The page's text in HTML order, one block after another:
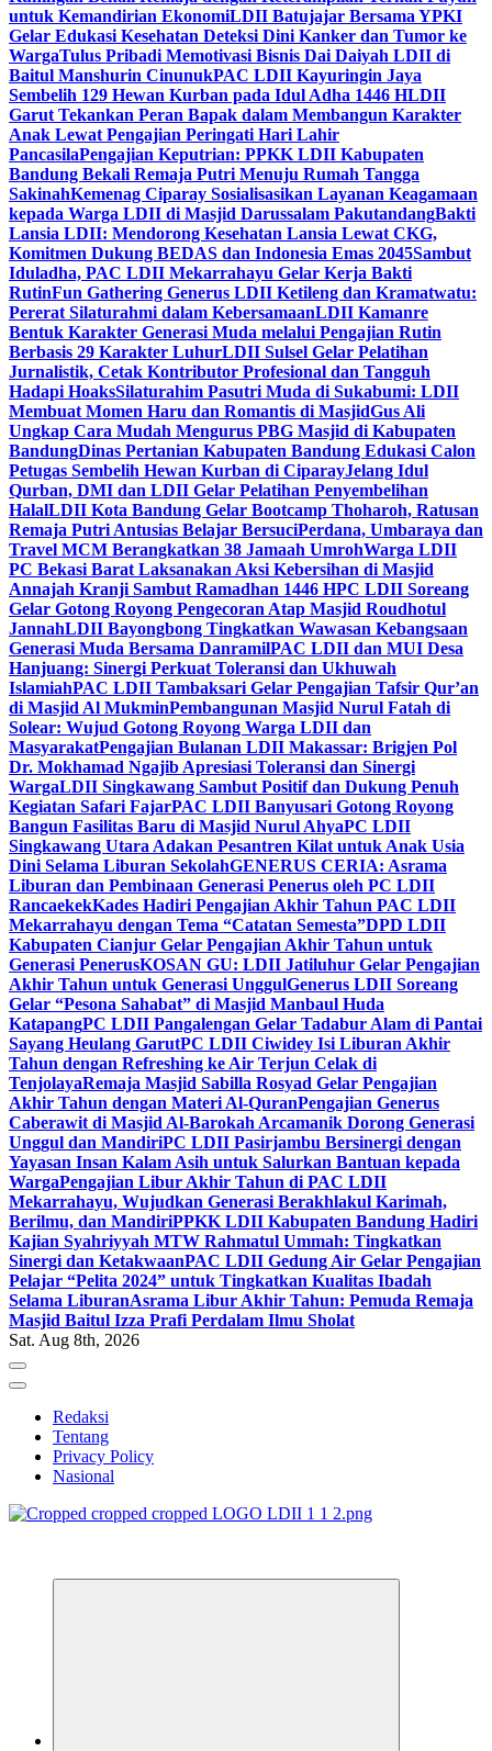
untuk Kemandirian EkonomiLDII Batujajar Bersama YPKI
Gelar Edukasi Kesehatan Deteksi Dini Kanker dan Tumor ke
WargaTulus Pribadi Memotivasi Bisnis Dai Daiyah LDII di
Baitul Manshurin CinunukPAC LDII Kayuringin Jaya
Sembelih 129 Hewan Kurban pada Idul Adha 1446 HLDII
Garut Tekankan Peran Bapak dalam Membangun Karakter
Anak Lewat Pengajian Peringati Hari Lahir
PancasilaPengajian Keputrian: PPKK LDII Kabupaten
Bandung Bekali Remaja Putri Menuju Rumah Tangga
SakinahKemenag Ciparay Sosialisasikan Layanan Keagamaan
kepada Warga LDII di Masjid Darussalam PakutandangBakti
Lansia LDII: Mendorong Kesehatan Lansia Lewat CKG,
Komitmen Dukung BEDAS dan Indonesia Emas 2045Sambut
Iduladha, PAC LDII Mekarrahayu Gelar Kerja Bakti
RutinFun Gathering Generus LDII Ketileng dan Kramatwatu:
Pererat Silaturahmi dalam KebersamaanLDII Kamanre
Bentuk Karakter Generasi Muda melalui Pengajian Rutin
Berbasis 29 Karakter LuhurLDII Sulsel Gelar Pelatihan
Jurnalistik, Cetak Kontributor Profesional dan Tangguh
Hadapi HoaksSilaturahim Pasutri Muda di Sukabumi: LDII
Membuat Momen Haru dan Romantis di MasjidGus Ali
Ungkap Cara Mudah Mengurus PBG Masjid di Kabupaten
BandungDinas Pertanian Kabupaten Bandung Edukasi Calon
Petugas Sembelih Hewan Kurban di CiparayJelang Idul
Qurban, DMI dan LDII Gelar Pelatihan Penyembelihan
HalalLDII Kota Bandung Gelar Bootcamp Thoharoh, Ratusan
Remaja Putri Antusias Belajar BersuciPerdana, Umbaraya dan
Travel MCM Berangkatkan 38 Jamaah UmrohWarga LDII
PC Bekasi Barat Laksanakan Aksi Kebersihan di Masjid
Annajah Kranji Sambut Ramadhan 1446 HPC LDII Soreang
Gelar Gotong Royong Pengecoran Atap Masjid Roudhotul
JannahLDII Bayongbong Tingkatkan Wawasan Kebangsaan
Generasi Muda Bersama DanramilPAC LDII dan MUI Desa
Hanjuang: Sinergi Perkuat Toleransi dan Ukhuwah
IslamiahPAC LDII Tambaksari Gelar Pengajian Tafsir Qur’an
di Masjid Al MukminPembangunan Masjid Nurul Fatah di
Solear: Wujud Gotong Royong Warga LDII dan
MasyarakatPengajian Bulanan LDII Makassar: Brigjen Pol
Dr. Mokhamad Ngajib Apresiasi Toleransi dan Sinergi
WargaLDII Singkawang Sambut Positif dan Dukung Penuh
Kegiatan Safari FajarPAC LDII Banyusari Gotong Royong
Bangun Fasilitas Baru di Masjid Nurul AhyaPC LDII
Singkawang Utara Adakan Pesantren Kilat untuk Anak Usia
Dini Selama Liburan SekolahGENERUS CERIA: Asrama
Liburan dan Pembinaan Generasi Penerus oleh PC LDII
RancaekekKades Hadiri Pengajian Akhir Tahun PAC LDII
Mekarrahayu dengan Tema “Catatan Semesta”DPD LDII
Kabupaten Cianjur Gelar Pengajian Akhir Tahun untuk
Generasi PenerusKOSAN GU: LDII Jatiluhur Gelar Pengajian
Akhir Tahun untuk Generasi UnggulGenerus LDII Soreang
Gelar “Pesona Sahabat” di Masjid Manbaul Huda
KatapangPC LDII Pangalengan Gelar Tadabur Alam di Pantai
Sayang Heulang GarutPC LDII Ciwidey Isi Liburan Akhir
Tahun dengan Refreshing ke Air Terjun Celak di
TenjolayaRemaja Masjid Sabilla Rosyad Gelar Pengajian
Akhir Tahun dengan Materi Al-QuranPengajian Generus
Caberawit di Masjid Al-Barokah Arcamanik Dorong Generasi
Unggul dan MandiriPC LDII Pasirjambu Bersinergi dengan
Yayasan Insan Kalam Asih untuk Salurkan Bantuan kepada
WargaPengajian Libur Akhir Tahun di PAC LDII
Mekarrahayu, Wujudkan Generasi Berakhlakul Karimah,
Berilmu, dan MandiriPPKK LDII Kabupaten Bandung Hadiri
Kajian Syahriyyah MTW Rahmatul Ummah: Tingkatkan
Sinergi dan KetakwaanPAC LDII Gedung Air Gelar Pengajian
Pelajar “Pelita 2024” untuk Tingkatkan Kualitas Ibadah
Selama LiburanAsrama Libur Akhir Tahun: Pemuda Remaja
Masjid Baitul Izza Prafi Perdalam Ilmu Sholat
Sat. Aug 8th, 2026
Redaksi
Tentang
Privacy Policy
Nasional